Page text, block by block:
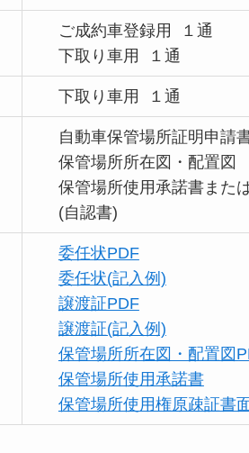
ご成約車登録用 １通
下取り車用 １通
下取り車用 １通
自動車保管場所証明申請
保管場所所在図・配置図
保管場所使用承諾書また
(自認書)
委任状PDF
委任状(記入例)
譲渡証PDF
譲渡証(記入例)
保管場所所在図・配置図
保管場所使用承諾書
保管場所使用権原疎証書